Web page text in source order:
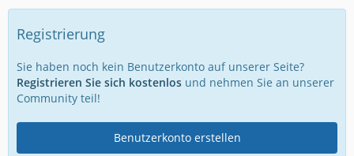
Registrierung
Sie haben noch kein Benutzerkonto auf unserer Seite?
Registrieren Sie sich kostenlos und nehmen Sie an unserer
Community teil!
Benutzerkonto erstellen